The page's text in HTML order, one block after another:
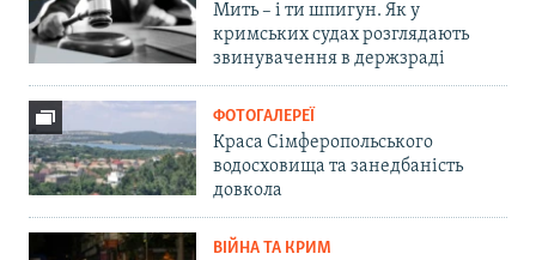
Мить – і ти шпигун. Як у
кримських судах розглядають
звинувачення в держзраді
ФОТОГАЛЕРЕЇ
Краса Сімферопольського
водосховища та занедбаність
довкола
ВІЙНА ТА КРИМ